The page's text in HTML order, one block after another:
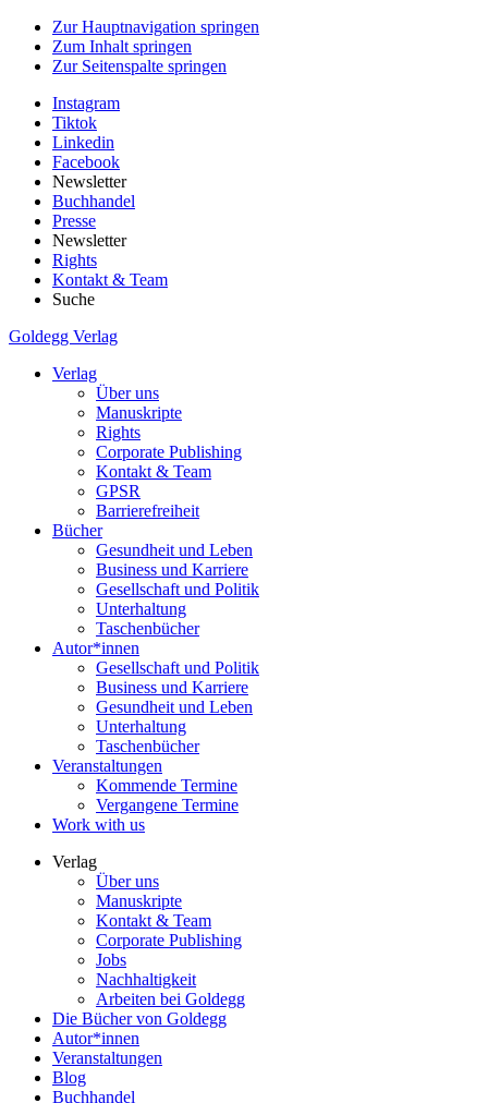
Zur Hauptnavigation springen
Zum Inhalt springen
Zur Seitenspalte springen
Instagram
Tiktok
Linkedin
Facebook
Newsletter
Buchhandel
Presse
Newsletter
Rights
Kontakt & Team
Suche
Goldegg Verlag
Verlag
Über uns
Manuskripte
Rights
Corporate Publishing
Kontakt & Team
GPSR
Barrierefreiheit
Bücher
Gesundheit und Leben
Business und Karriere
Gesellschaft und Politik
Unterhaltung
Taschenbücher
Autor*innen
Gesellschaft und Politik
Business und Karriere
Gesundheit und Leben
Unterhaltung
Taschenbücher
Veranstaltungen
Kommende Termine
Vergangene Termine
Work with us
Verlag
Über uns
Manuskripte
Kontakt & Team
Corporate Publishing
Jobs
Nachhaltigkeit
Arbeiten bei Goldegg
Die Bücher von Goldegg
Autor*innen
Veranstaltungen
Blog
Buchhandel